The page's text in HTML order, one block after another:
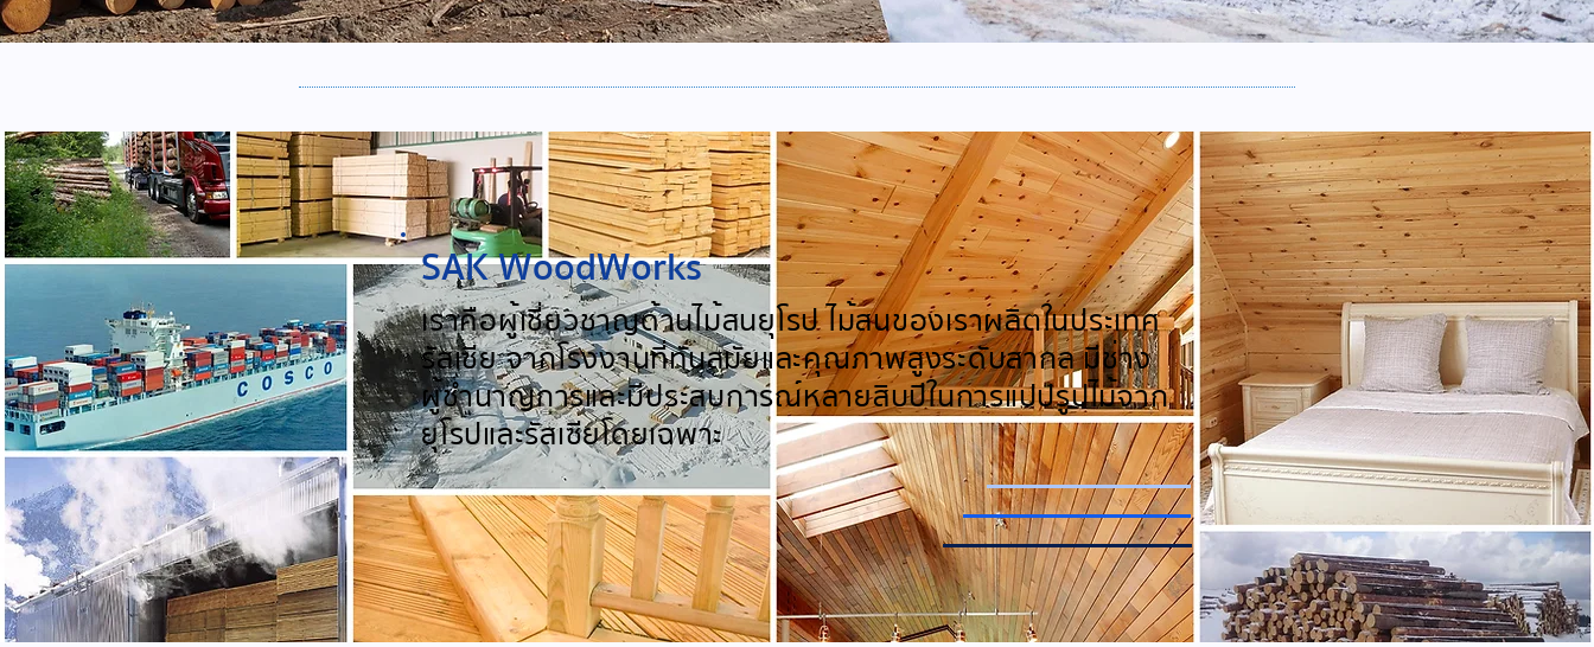
SAK WoodWorks
เราคือผู้เชี่ยวชาญด้านไม้สนยุโรป ไม้สนของเราผลิตในประเทศ
รัสเซีย จากโรงงานที่ทันสมัยและคุณภาพสูงระดับสากล มีช่าง
ผู้ชำนาญการและมีประสบการณ์หลายสิบปีในการแปปรูปไม้จาก
ยุโรปและรัสเซียโดยเฉพาะ